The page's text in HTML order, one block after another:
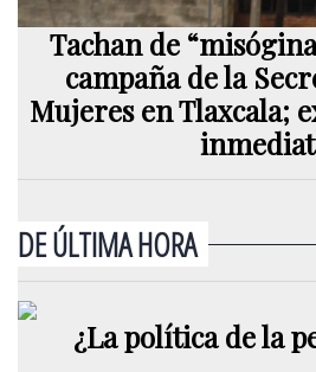
Tachan de
campaña de la
Mujeres en Tlaxcala;
DE ÚLTIMA HORA
¿La política de la